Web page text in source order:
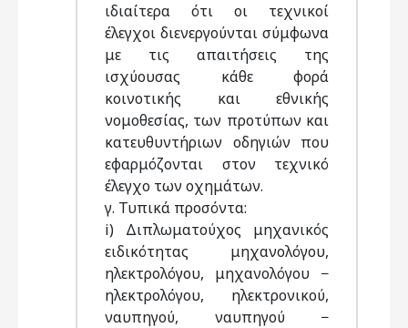
ιδιαίτερα ότι οι τεχνικοί
έλεγχοι διενεργούνται σύμφωνα
με τις απαιτήσεις της
ισχύουσας κάθε φορά
κοινοτικής και εθνικής
νομοθεσίας, των προτύπων και
κατευθυντήριων οδηγιών που
εφαρμόζονται στον τεχνικό
έλεγχο των οχημάτων.
γ. Τυπικά προσόντα:
i) Διπλωματούχος μηχανικός
ειδικότητας μηχανολόγου,
ηλεκτρολόγου, μηχανολόγου −
ηλεκτρολόγου, ηλεκτρονικού,
ναυπηγού, ναυπηγού −